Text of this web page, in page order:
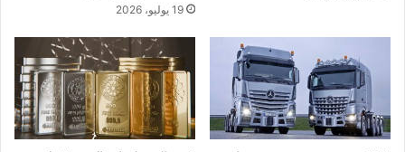
19 يوليو، 2026